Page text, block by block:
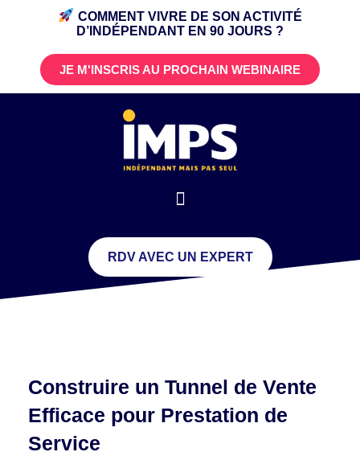
COMMENT VIVRE DE SON ACTIVITÉ
D’INDÉPENDANT EN 90 JOURS ?
JE M'INSCRIS AU PROCHAIN WEBINAIRE
RDV AVEC UN EXPERT
Construire un Tunnel de Vente
Efficace pour Prestation de
Service